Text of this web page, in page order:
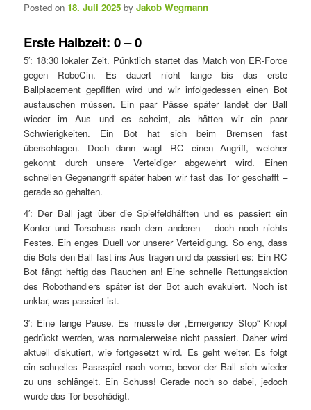
Posted on18. Juli 2025 byJakob Wegmann
Erste Halbzeit: 0 – 0
5′: 18:30 lokaler Zeit. Pünktlich startet das Match von ER-Force
gegen RoboCin. Es dauert nicht lange bis das erste
Ballplacement gepfiffen wird und wir infolgedessen einen Bot
austauschen müssen. Ein paar Pässe später landet der Ball
wieder im Aus und es scheint, als hätten wir ein paar
Schwierigkeiten. Ein Bot hat sich beim Bremsen fast
überschlagen. Doch dann wagt RC einen Angriff, welcher
gekonnt durch unsere Verteidiger abgewehrt wird. Einen
schnellen Gegenangriff später haben wir fast das Tor geschafft –
gerade so gehalten.
4′: Der Ball jagt über die Spielfeldhälften und es passiert ein
Konter und Torschuss nach dem anderen – doch noch nichts
Festes. Ein enges Duell vor unserer Verteidigung. So eng, dass
die Bots den Ball fast ins Aus tragen und da passiert es: Ein RC
Bot fängt heftig das Rauchen an! Eine schnelle Rettungsaktion
des Robothandlers später ist der Bot auch evakuiert. Noch ist
unklar, was passiert ist.
3′: Eine lange Pause. Es musste der „Emergency Stop“ Knopf
gedrückt werden, was normalerweise nicht passiert. Daher wird
aktuell diskutiert, wie fortgesetzt wird. Es geht weiter. Es folgt
ein schnelles Passspiel nach vorne, bevor der Ball sich wieder
zu uns schlängelt. Ein Schuss! Gerade noch so dabei, jedoch
wurde das Tor beschädigt.